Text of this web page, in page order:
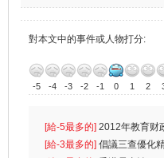
對本文中的事件或人物打分:
-5 -4 -3 -2 -1 0 1 2
[給-5最多的] 2012年教育财
首位
[給-3最多的] 倡議三查優化